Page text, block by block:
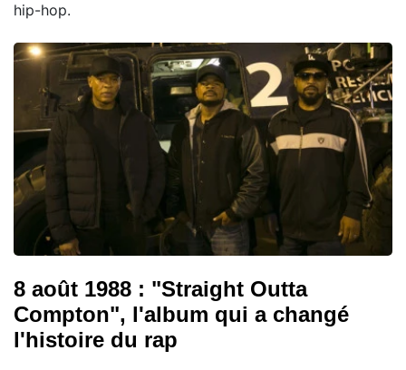
hip-hop.
8 août 1988 : "Straight Outta
Compton", l'album qui a changé
l'histoire du rap